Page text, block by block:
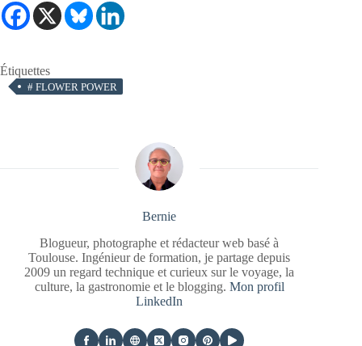
Étiquettes
# FLOWER POWER
Bernie
Blogueur, photographe et rédacteur web basé à
Toulouse. Ingénieur de formation, je partage depuis
2009 un regard technique et curieux sur le voyage, la
culture, la gastronomie et le blogging. Mon profil
LinkedIn